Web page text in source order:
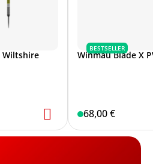
Wiltshire
BESTSELLER
Winmau Blade X
68,00 €